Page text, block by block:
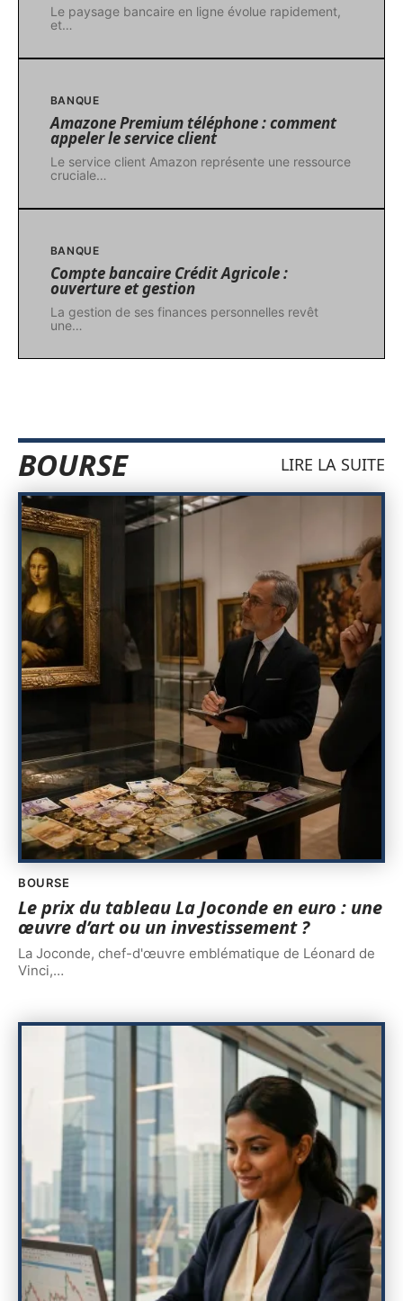
Le paysage bancaire en ligne évolue rapidement,
et…
BANQUE
Amazone Premium téléphone : comment
appeler le service client
Le service client Amazon représente une ressource
cruciale…
BANQUE
Compte bancaire Crédit Agricole :
ouverture et gestion
La gestion de ses finances personnelles revêt
une…
BOURSE LIRE LA SUITE
BOURSE
Le prix du tableau La Joconde en euro : une
œuvre d’art ou un investissement ?
La Joconde, chef-d'œuvre emblématique de Léonard de
Vinci,…